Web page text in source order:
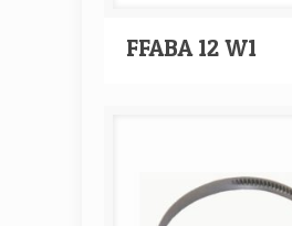
FFABA 12 W1